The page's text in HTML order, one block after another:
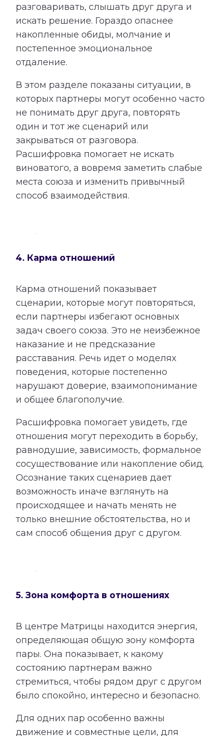
разговаривать, слышать друг друга и
искать решение. Гораздо опаснее
накопленные обиды, молчание и
постепенное эмоциональное
отдаление.
В этом разделе показаны ситуации, в
которых партнеры могут особенно часто
не понимать друг друга, повторять
один и тот же сценарий или
закрываться от разговора.
Расшифровка помогает не искать
виноватого, а вовремя заметить слабые
места союза и изменить привычный
способ взаимодействия.
4. Карма отношений
Карма отношений показывает
сценарии, которые могут повторяться,
если партнеры избегают основных
задач своего союза. Это не неизбежное
наказание и не предсказание
расставания. Речь идет о моделях
поведения, которые постепенно
нарушают доверие, взаимопонимание
и общее благополучие.
Расшифровка помогает увидеть, где
отношения могут переходить в борьбу,
равнодушие, зависимость, формальное
сосуществование или накопление обид.
Осознание таких сценариев дает
возможность иначе взглянуть на
происходящее и начать менять не
только внешние обстоятельства, но и
сам способ общения друг с другом.
5. Зона комфорта в отношениях
В центре Матрицы находится энергия,
определяющая общую зону комфорта
пары. Она показывает, к какому
состоянию партнерам важно
стремиться, чтобы рядом друг с другом
было спокойно, интересно и безопасно.
Для одних пар особенно важны
движение и совместные цели, для